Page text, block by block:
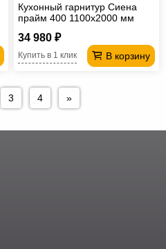
Кухонный гарнитур Сиена
прайм 400 1100х2000 мм
34 980 ₽
В корзину
Купить в 1 клик
3 4 »